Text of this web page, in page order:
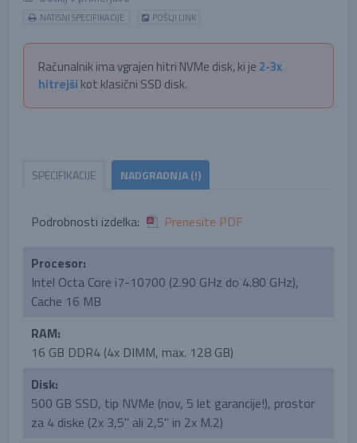
NATISNI SPECIFIKACIJE POŠLJI LINK
Računalnik ima vgrajen hitri NVMe disk, ki je 2-3x
hitrejši kot klasični SSD disk.
SPECIFIKACIJE NADGRADNJA (!)
Podrobnosti izdelka: Prenesite PDF
Procesor:
Intel Octa Core i7-10700 (2.90 GHz do 4.80 GHz),
Cache 16 MB
RAM:
16 GB DDR4 (4x DIMM, max. 128 GB)
Disk:
500 GB SSD, tip NVMe (nov, 5 let garancije!), prostor
za 4 diske (2x 3,5'' ali 2,5'' in 2x M.2)